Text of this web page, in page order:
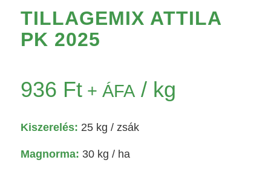
TILLAGEMIX ATTILA
PK 2025
936 Ft+ ÁFA/ kg
Kiszerelés: 25 kg / zsák
Magnorma: 30 kg / ha